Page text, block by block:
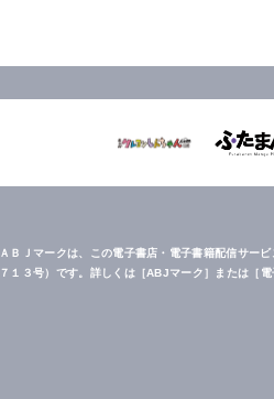
ＡＢＪマークは、この電子書店・電子書籍配信サー
７１３号）です。詳しくは［ABJマーク］または［